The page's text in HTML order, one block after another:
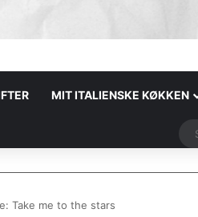
MIT ITALIENSKE KØKKEN
Take me to the stars